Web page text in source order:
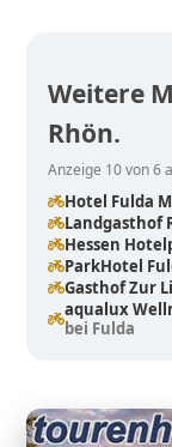
Weitere
Rhön.
Anzeige 10 von 6
Hotel Fulda
Landgasthof
Hessen
ParkHotel
Gasthof Zur
aqualux
bei Fulda